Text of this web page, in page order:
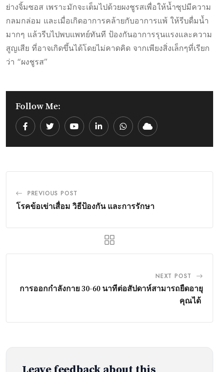
ย่างจิ้มซอส เพราะมักจะเต็มไปด้วยผงชูรสเพื่อให้น้ำซุปมีความ
กลมกล่อม และเมื่อเกิดอาการคล้ายกับอาการแพ้ ให้รีบดื่มน้ำ
มากๆ แล้วรีบไปพบแพทย์ทันที ป้องกันอาการรุนแรงและความ
สูญเสีย ที่อาจเกิดขึ้นได้โดยไม่คาดคิด จากเพียงสิ่งเล็กๆที่เรียก
ว่า “ผงชูรส”
Follow Me:
YoutubeLinkedInWhatsapp
Cloud
PREVIOUS POST
โรคข้อเข่าเสื่อม วิธีป้องกัน และการรักษา
NEXT POST
การออกกำลังกาย 30-60 นาทีต่อสัปดาห์สามารถยืดอายุ
คุณได้